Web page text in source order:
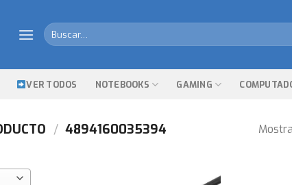
Buscar
por:
VER TODOS NOTEBOOKS GAMING
/ 4894160035394